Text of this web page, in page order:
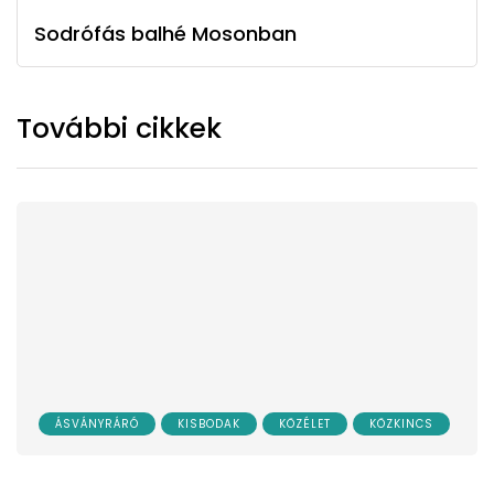
Sodrófás balhé Mosonban
További cikkek
ÁSVÁNYRÁRÓ KISBODAK KÖZÉLET KÖZKINCS